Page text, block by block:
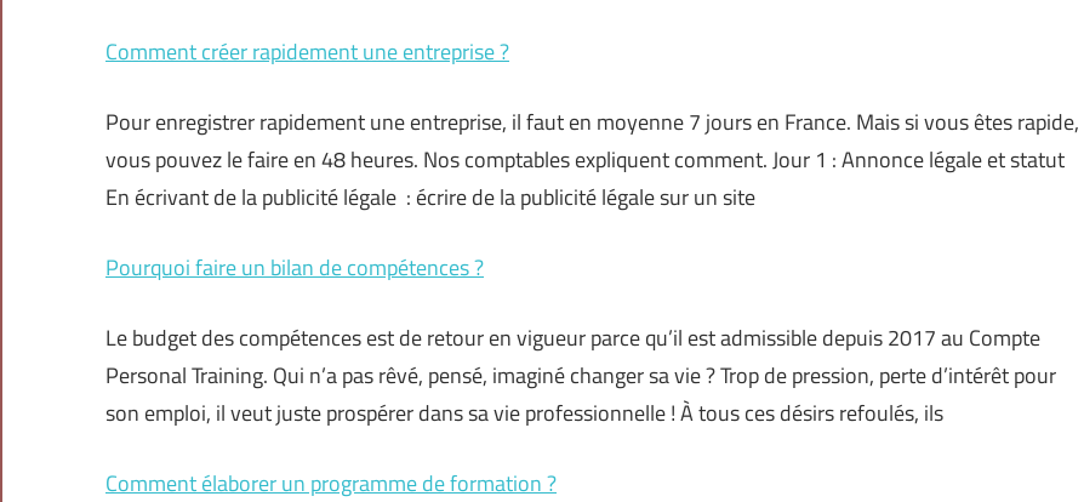
Comment créer rapidement une entreprise ?
Pour enregistrer rapidement une entreprise, il faut en moyenne 7 jours en France. Mais si vous êtes rapide,
vous pouvez le faire en 48 heures. Nos comptables expliquent comment. Jour 1 : Annonce légale et statut
En écrivant de la publicité légale : écrire de la publicité légale sur un site
Pourquoi faire un bilan de compétences ?
Le budget des compétences est de retour en vigueur parce qu’il est admissible depuis 2017 au Compte
Personal Training. Qui n’a pas rêvé, pensé, imaginé changer sa vie ? Trop de pression, perte d’intérêt pour
son emploi, il veut juste prospérer dans sa vie professionnelle ! À tous ces désirs refoulés, ils
Comment élaborer un programme de formation ?